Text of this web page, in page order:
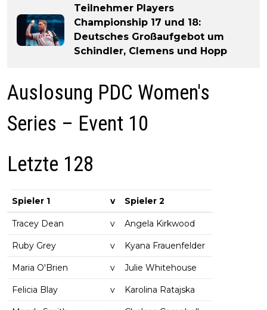
Teilnehmer Players
Championship 17 und 18:
Deutsches Großaufgebot um
Schindler, Clemens und Hopp
Auslosung PDC Women's
Series – Event 10
Letzte 128
Spieler 1 v Spieler 2
Tracey Dean v Angela Kirkwood
Ruby Grey v Kyana Frauenfelder
Maria O'Brien v Julie Whitehouse
Felicia Blay v Karolina Ratajska